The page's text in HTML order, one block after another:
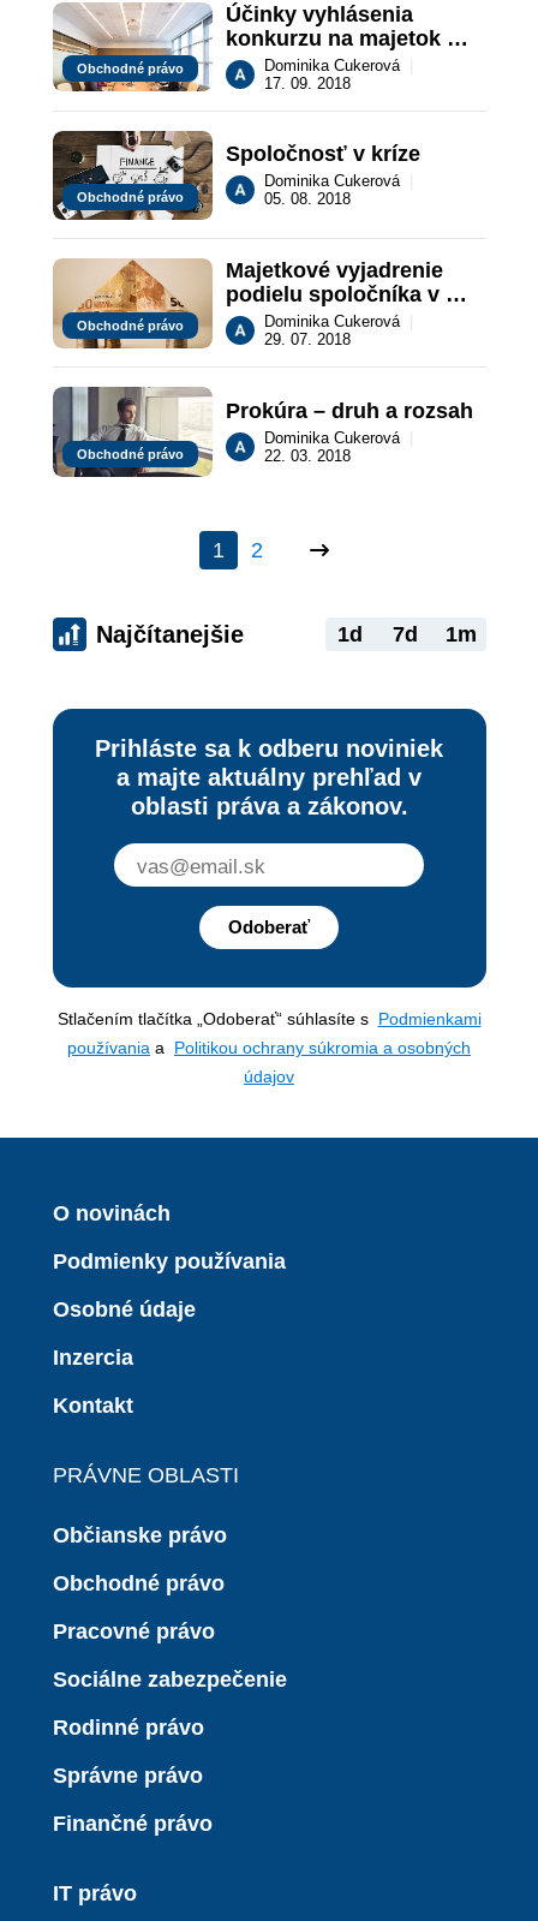
Obchodné právo
Účinky vyhlásenia
konkurzu na majetok
spoločníka spoločnosti
s ručením s
obmedzeným
Dominika Cukerová
17. 09. 2018
Obchodné právo
Spoločnosť v kríze
Dominika Cukerová
05. 08. 2018
Obchodné právo
Majetkové vyjadrenie
podielu spoločníka v
obchodnej spoločnosti
Dominika Cukerová
29. 07. 2018
Obchodné právo
Prokúra – druh a rozsah
Dominika Cukerová
22. 03. 2018
1 2
Najčítanejšie 1d 7d 1m
Prihláste sa k odberu noviniek
a majte aktuálny prehľad v
oblasti práva a zákonov.
Odoberať
Stlačením tlačítka „Odoberať“ súhlasíte s Podmienkami
používania a Politikou ochrany súkromia a osobných
údajov
O novinách
Podmienky používania
Osobné údaje
Inzercia
Kontakt
PRÁVNE OBLASTI
Občianske právo
Obchodné právo
Pracovné právo
Sociálne zabezpečenie
Rodinné právo
Správne právo
Finančné právo
IT právo